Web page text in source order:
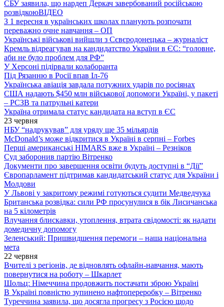
СБУ заявила, що нардеп Деркач завербований російською
розвідкоюВІДЕО
З 1 вересня в українських школах планують розпочати
переважно очне навчання – ОП
Українські військові вийшли з Сєвєродонецька – журналіст
Кремль відреагував на кандидатство України в ЄС: “головне,
аби не було проблем для РФ”
У Херсоні підірвали колаборанта
Під Рязанню в Росії впав Іл-76
Українська авіація завдала потужних ударів по росіянах
США надають $450 млн військової допомоги Україні, у пакеті
– РСЗВ та патрульні катери
Україна отримала статус кандидата на вступ в ЄС
23 червня
НБУ “надрукував” для уряду ще 35 мільярдів
McDonald’s може відкритися в Україні в серпні – Forbes
Перші американські HIMARS вже в Україні – Резніков
Суд заборонив партію Вітренко
Документи про завершення освіти будуть доступні в “Дії”
Європарламент підтримав кандидатський статус для України і
Молдови
У Львові у закритому режимі готуються судити Медведчука
Британська розвідка: сили РФ просунулися в бік Лисичанська
на 5 кілометрів
Влучання блискавки, утоплення, втрата свідомості: як надати
домедичну допомогу
Зеленський: Пришвидшення перемоги – наша національна
мета
22 червня
Вчителі з регіонів, де відновлять офлайн-навчання, мають
повернутися на роботу – Шкарлет
Шольц: Німеччина продовжить постачати зброю Україні
В Україні повністю зупинено нафтопереробку – Вітренко
Туреччина заявила, що досягла прогресу з Росією щодо